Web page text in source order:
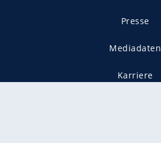
Presse
Mediadaten
Karriere